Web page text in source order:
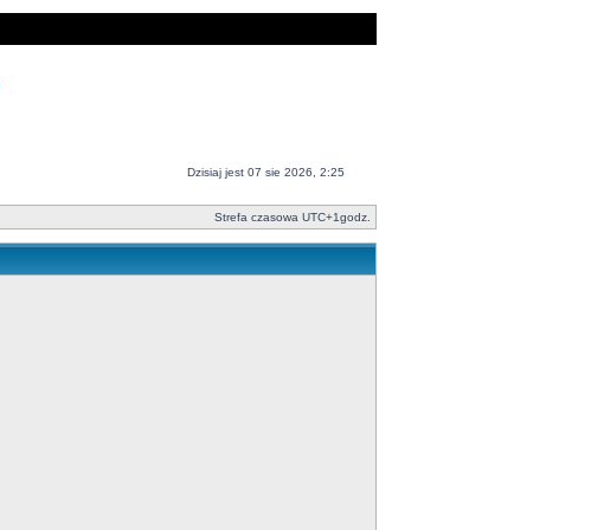
Dzisiaj jest 07 sie 2026, 2:25
Strefa czasowa UTC+1godz.